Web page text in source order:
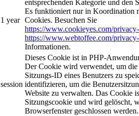
1 year
entsprechenden Kategorie und den
Es funktioniert nur in Koordination
Cookies. Besuchen Sie
https://www.cookieyes.com/
https://www.webtoffee.com/
Informationen.
session
Dieses Cookie ist in PHP-
Der Cookie wird verwendet, um die
Sitzungs-ID eines Benutzers zu
identifizieren, um die
Website zu verwalten. Das Cookie
Sitzungscookie und wird gelöscht,
Browserfenster geschlossen werden.